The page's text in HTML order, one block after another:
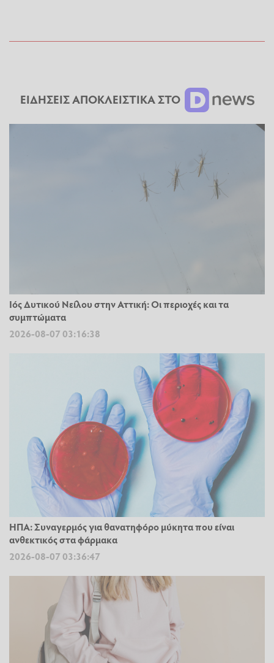
ΕΙΔΗΣΕΙΣ ΑΠΟΚΛΕΙΣΤΙΚΑ ΣΤΟ
Ιός Δυτικού Νείλου στην Αττική: Οι περιοχές και τα
συμπτώματα
2026-08-07 03:16:38
ΗΠΑ: Συναγερμός για θανατηφόρο μύκητα που είναι
ανθεκτικός στα φάρμακα
2026-08-07 03:36:47